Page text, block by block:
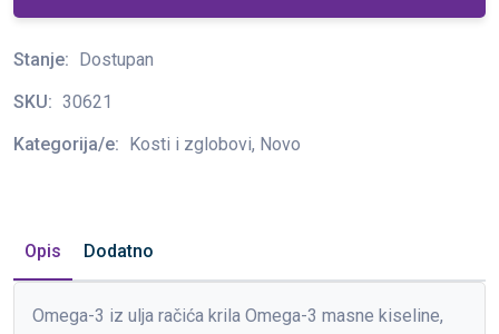
Stanje: Dostupan
SKU: 30621
Kategorija/e: Kosti i zglobovi, Novo
Opis Dodatno
Omega-3 iz ulja račića krila Omega-3 masne kiseline,